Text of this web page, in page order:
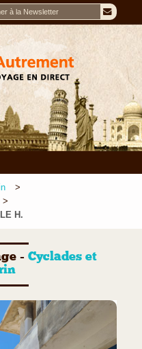
H.
- Cyclades et